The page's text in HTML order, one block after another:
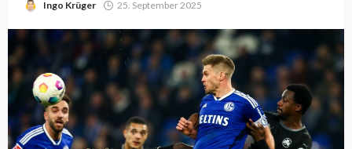
Ingo Krüger 25. September 2025